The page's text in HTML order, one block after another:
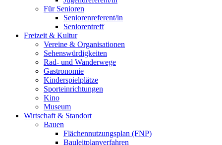
Für Senioren
Seniorenreferent/in
Seniorentreff
Freizeit & Kultur
Vereine & Organisationen
Sehenswürdigkeiten
Rad- und Wanderwege
Gastronomie
Kinderspielplätze
Sporteinrichtungen
Kino
Museum
Wirtschaft & Standort
Bauen
Flächennutzungsplan (FNP)
Bauleitplanverfahren